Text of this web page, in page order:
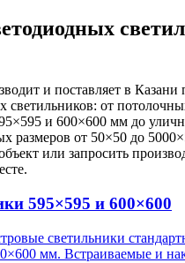
и поставляет в Казани
светильников: от
и 600×600 мм до
размеров от 50×50 до
или запросить
595×595 и 600×600
светильники
мм. Встраиваемые и